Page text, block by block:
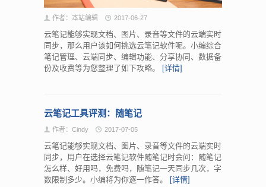
作者：本站编辑 2017-06-27
云笔记能够实现文档、图片、录音等文件的云端实时
同步，那么用户该如何挑选云笔记软件呢。小编综合
笔记管理、云端同步、编辑功能、分享协同、数据备
份及收费等为您整理了如下攻略。
[详情]
云笔记工具评测：随笔记
作者：Cindy 2017-07-05
云笔记能够实现文档、图片、录音等文件的云端实时
同步，用户在选择云笔记软件随笔记时会问：随笔记
怎么样、好用吗，免费吗，随笔记一天同步几次，字
数限制多少。小编将为你逐一作答。
[详情]